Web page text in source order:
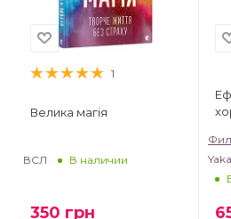
1
Велика магія
ВСЛ В наличии
350 грн